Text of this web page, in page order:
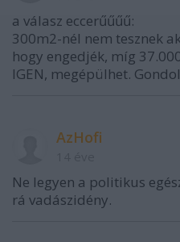
a válasz eccerűűűű:
300m2-nél nem tesznek
hogy engedjék, míg
IGEN, megépülhet.
AzHofi
Ne legyen a politikus
rá vadászidény.